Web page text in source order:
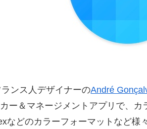
ンス人デザイナーのAndré
ー＆マネージメントアプリで、
などのカラーフォーマットなど